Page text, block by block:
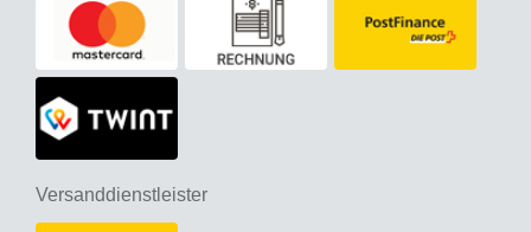
Versanddienstleister